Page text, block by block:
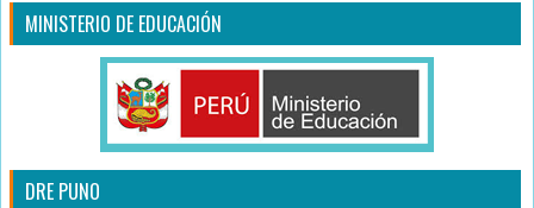
MINISTERIO DE EDUCACIÓN
DRE PUNO